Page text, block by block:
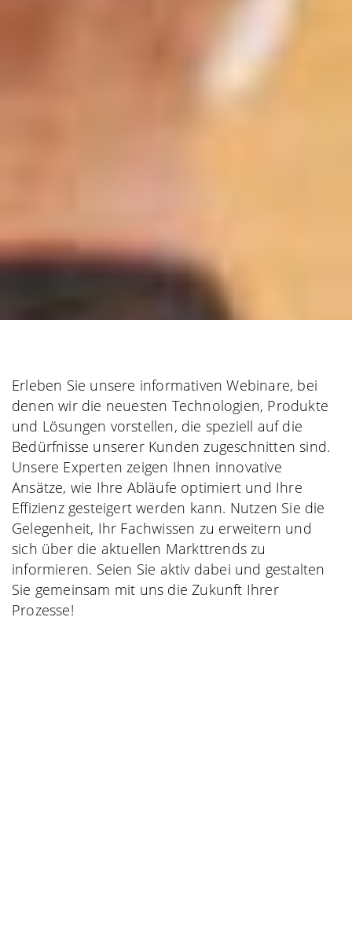
Erleben Sie unsere informativen Webinare, bei
denen wir die neuesten Technologien, Produkte
und Lösungen vorstellen, die speziell auf die
Bedürfnisse unserer Kunden zugeschnitten sind.
Unsere Experten zeigen Ihnen innovative
Ansätze, wie Ihre Abläufe optimiert und Ihre
Effizienz gesteigert werden kann. Nutzen Sie die
Gelegenheit, Ihr Fachwissen zu erweitern und
sich über die aktuellen Markttrends zu
informieren. Seien Sie aktiv dabei und gestalten
Sie gemeinsam mit uns die Zukunft Ihrer
Prozesse!